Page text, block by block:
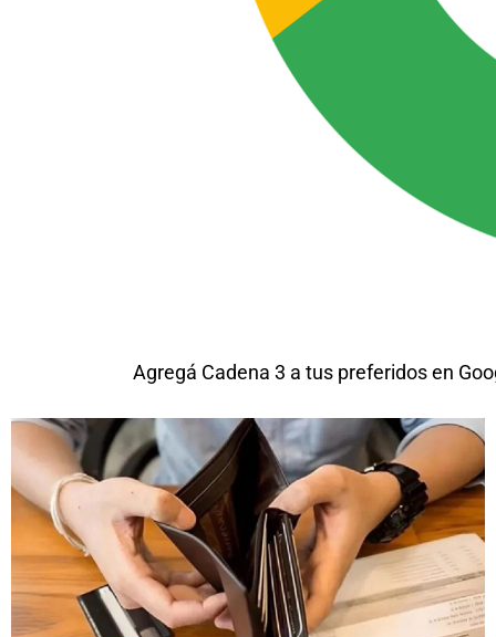
Agregá Cadena 3 a tus preferidos en